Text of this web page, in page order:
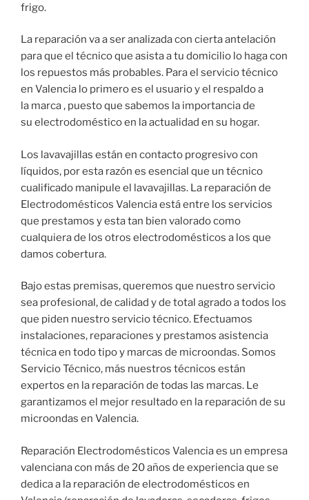
frigo.
La reparación va a ser analizada con cierta antelación
para que el técnico que asista a tu domicilio lo haga con
los repuestos más probables. Para el servicio técnico
en Valencia lo primero es el usuario y el respaldo a
la marca , puesto que sabemos la importancia de
su electrodoméstico en la actualidad en su hogar.
Los lavavajillas están en contacto progresivo con
líquidos, por esta razón es esencial que un técnico
cualificado manipule el lavavajillas. La reparación de
Electrodomésticos Valencia está entre los servicios
que prestamos y esta tan bien valorado como
cualquiera de los otros electrodomésticos a los que
damos cobertura.
Bajo estas premisas, queremos que nuestro servicio
sea profesional, de calidad y de total agrado a todos los
que piden nuestro servicio técnico. Efectuamos
instalaciones, reparaciones y prestamos asistencia
técnica en todo tipo y marcas de microondas. Somos
Servicio Técnico, más nuestros técnicos están
expertos en la reparación de todas las marcas. Le
garantizamos el mejor resultado en la reparación de su
microondas en Valencia.
Reparación Electrodomésticos Valencia es un empresa
valenciana con más de 20 años de experiencia que se
dedica a la reparación de electrodomésticos en